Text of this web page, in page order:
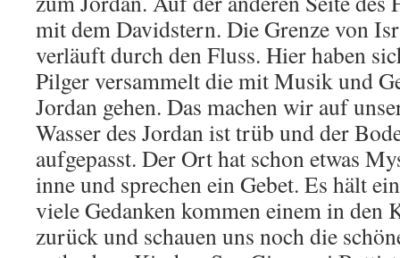
mit dem Davidstern. Die Grenze von
verläuft durch den Fluss. Hier haben
Pilger versammelt die mit Musik und
Jordan gehen. Das machen wir auf
Wasser des Jordan ist trüb und der
aufgepasst. Der Ort hat schon etwas
inne und sprechen ein Gebet. Es hält
viele Gedanken kommen einem in den
zurück und schauen uns noch die